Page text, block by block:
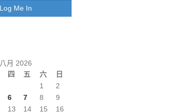
八月 2026
四 五 六 日
1
2
6 7 8
9
13 14 15
16